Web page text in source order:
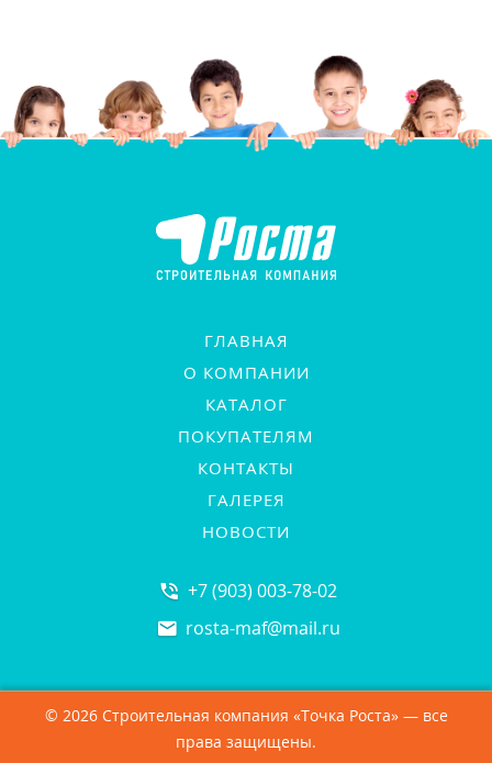
ГЛАВНАЯ
О КОМПАНИИ
КАТАЛОГ
ПОКУПАТЕЛЯМ
КОНТАКТЫ
ГАЛЕРЕЯ
НОВОСТИ
+7 (903) 003-78-02
rosta-maf@mail.ru
© 2026 Строительная компания «Точка Роста» — все
права защищены.